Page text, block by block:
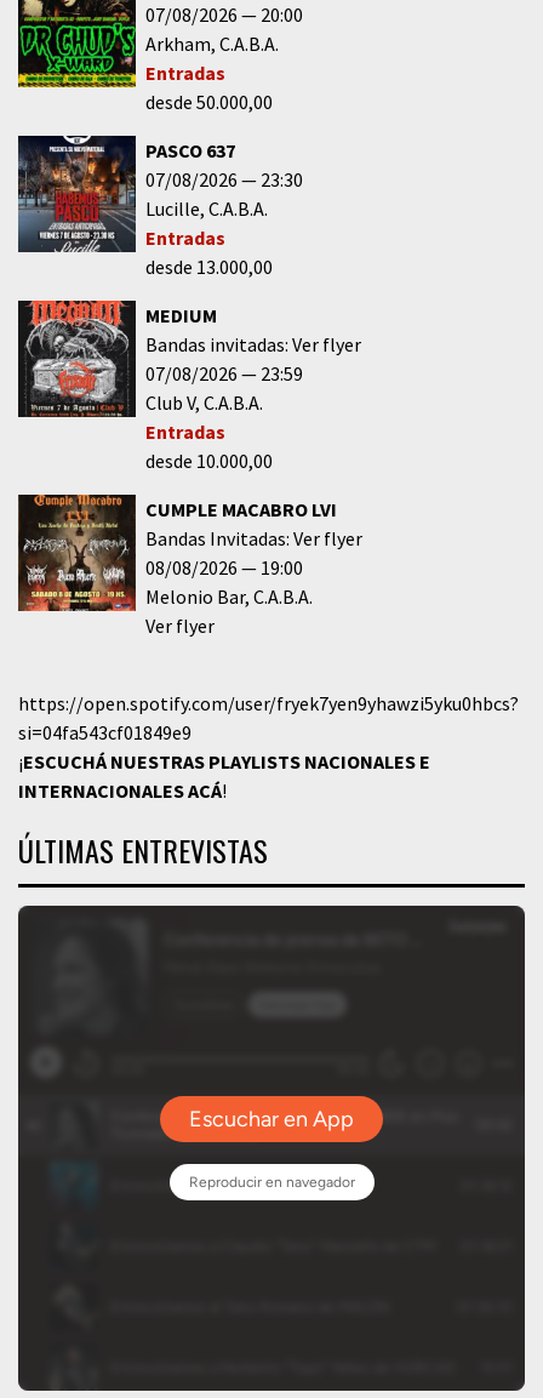
07/08/2026
20:00
Arkham C.A.B.A.
Entradas
desde 50.000,00
PASCO 637
07/08/2026
23:30
Lucille C.A.B.A.
Entradas
desde 13.000,00
MEDIUM
Bandas invitadas: Ver flyer
07/08/2026
23:59
Club V C.A.B.A.
Entradas
desde 10.000,00
CUMPLE MACABRO LVI
Bandas Invitadas: Ver flyer
08/08/2026
19:00
Melonio Bar C.A.B.A.
Ver flyer
https://open.spotify.com/user/fryek7yen9yhawzi5yku0hbcs?
si=04fa543cf01849e9
¡ESCUCHÁ NUESTRAS PLAYLISTS NACIONALES E
INTERNACIONALESACÁ!
ÚLTIMAS ENTREVISTAS